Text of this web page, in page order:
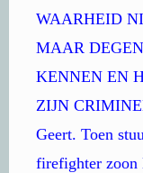
WAARHEID
MAAR
KENNEN EN
ZIJN
Geert. Toen
firefighter zoon